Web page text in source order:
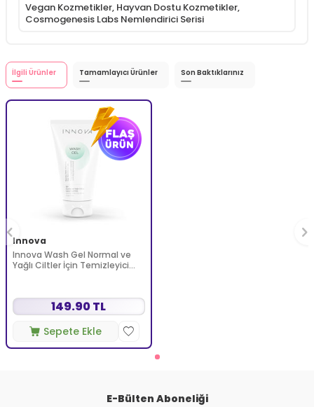
Vegan Kozmetikler, Hayvan Dostu Kozmetikler,
Cosmogenesis Labs Nemlendirici Serisi
İlgili Ürünler Tamamlayıcı Ürünler Son Baktıklarınız
Innova
Innova Wash Gel Normal ve
Yağlı Ciltler İçin Temizleyici
149.90 TL
Sepete Ekle
E-Bülten Aboneliği